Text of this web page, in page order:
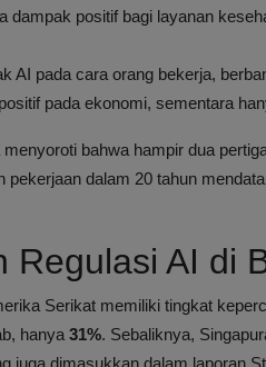
dampak positif bagi layanan
AI pada cara orang bekerja,
pada ekonomi, sementara
bahwa hampir dua
dalam 20 tahun
Regulasi AI di
Serikat memiliki tingkat
hanya 31%. Sebaliknya,
juga dimasukkan dalam laporan